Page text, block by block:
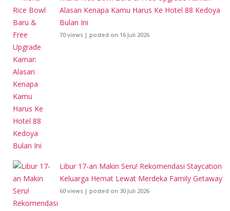
Alasan Kenapa Kamu Harus Ke Hotel 88 Kedoya
Bulan Ini
70 views | posted on 16 Juli 2026
Libur 17-an Makin Seru! Rekomendasi Staycation
Keluarga Hemat Lewat Merdeka Family Getaway
60 views | posted on 30 Juli 2026